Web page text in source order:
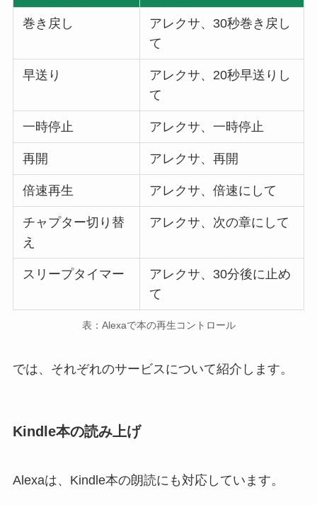
巻き戻し
アレクサ、30秒巻き戻し
て
早送り
アレクサ、20秒早送りし
て
一時停止 アレクサ、一時停止
再開 アレクサ、再開
倍速再生 アレクサ、倍速にして
チャプター切り替
え
アレクサ、次の章にして
スリープタイマー
アレクサ、30分後に止め
て
表：Alexaで本の再生コントロール
では、それぞれのサービスについて紹介します。
Kindle本の読み上げ
Alexaは、Kindle本の朗読にも対応しています。